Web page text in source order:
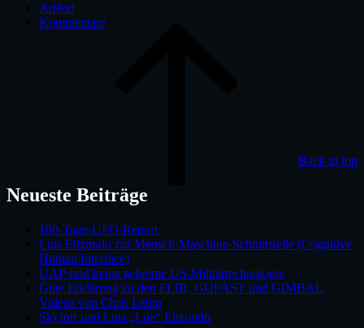
Artikel
Kommentare
Back to top
Neueste Beiträge
180-Tage-UFO-Report
Luis Elizondo zur Mensch-Maschine-Schnittstelle (Cognitive
Human Interface)
UAP sind keine geheime US-Militärtechnologie
Gute Erklärung zu den FLIR, GOFAST und GIMBAL
Videos von Chris Lehto
Skyfort und Luis „Lue“ Elizondo